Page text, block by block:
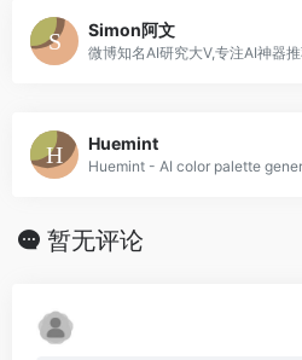
Simon阿文
微博知名AI研究大V,专注AI神器
Huemint
Huemint - AI color palette
暂无评论